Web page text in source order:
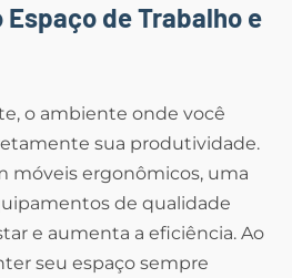
Espaço de Trabalho e
o ambiente onde você
sua produtividade.
móveis ergonômicos, uma
de qualidade
e aumenta a eficiência. Ao
seu espaço sempre